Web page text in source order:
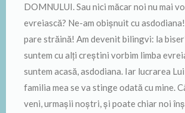
DOMNULUI. Sau nici măcar noi nu mai
evreiască? Ne-am obișnuit cu
pare străină! Am devenit bilingvi: la
suntem cu alți creștini vorbim limba
suntem acasă, asdodiana. Iar lucrarea
familia mea se va stinge odată cu mine.
veni, urmașii noștri, și poate chiar noi